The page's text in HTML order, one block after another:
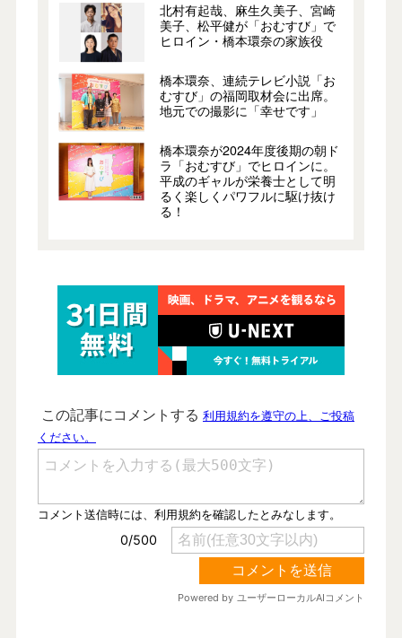
北村有起哉、麻生久美子、宮崎
美子、松平健が「おむすび」で
ヒロイン・橋本環奈の家族役
橋本環奈、連続テレビ小説「お
むすび」の福岡取材会に出席。
地元での撮影に「幸せです」
橋本環奈が2024年度後期の朝ド
ラ「おむすび」でヒロインに。
平成のギャルが栄養士として明
るく楽しくパワフルに駆け抜け
る！